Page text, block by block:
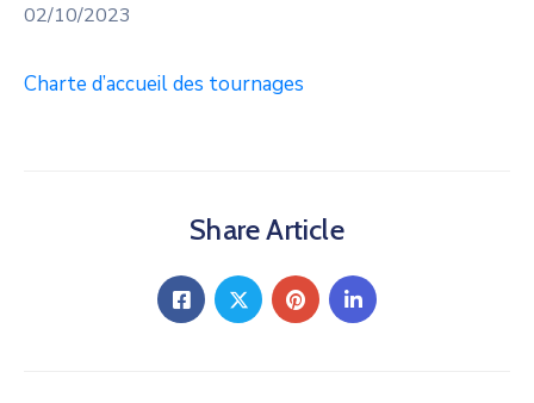
02/10/2023
Charte d’accueil des tournages
Share Article